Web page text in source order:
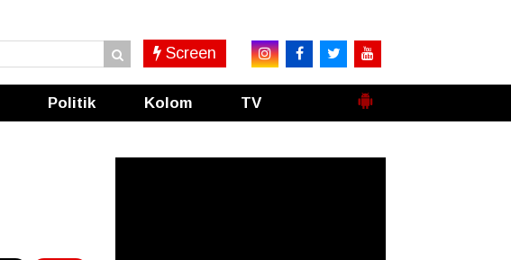
Screen
Politik Kolom TV